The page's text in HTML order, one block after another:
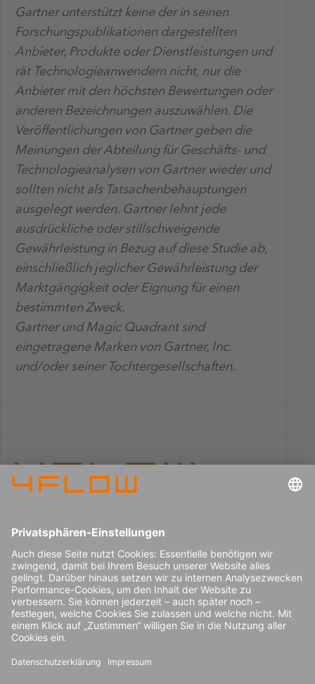
Gartner unterstützt keine der in seinen
Forschungspublikationen dargestellten
Anbieter, Produkte oder Dienstleistungen und
rät Technologieanwendern nicht, nur die
Anbieter mit den höchsten Bewertungen oder
anderen Bezeichnungen auszuwählen. Die
Veröffentlichungen von Gartner geben die
Meinungen der Abteilung für Geschäfts- und
Technologieanalysen von Gartner wieder und
sollten nicht als Tatsachenbehauptungen
ausgelegt werden. Gartner lehnt jede
ausdrückliche oder stillschweigende
Gewährleistung in Bezug auf diese Studie ab,
einschließlich jeglicher Gewährleistung der
Marktgängigkeit oder Eignung für einen
bestimmten Zweck.
Gartner und Magic Quadrant sind
eingetragene Marken von Gartner, Inc.
und/oder seiner Tochtergesellschaften.
Datenschutz
Kontakt
Pressecenter
© 2026 4flow SE